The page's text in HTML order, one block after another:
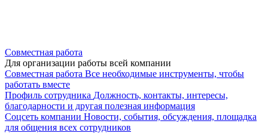
Совместная работа
Для организации работы всей компании
Совместная работа Все необходимые инструменты, чтобы
работать вместе
Профиль сотрудника Должность, контакты, интересы,
благодарности и другая полезная информация
Соцсеть компании Новости, события, обсуждения, площадка
для общения всех сотрудников